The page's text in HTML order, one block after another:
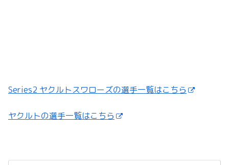
Series2 ヤクルトスワローズの選手一覧はこちら
ヤクルトの選手一覧はこちら